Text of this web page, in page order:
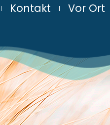
Kontakt Vor Ort